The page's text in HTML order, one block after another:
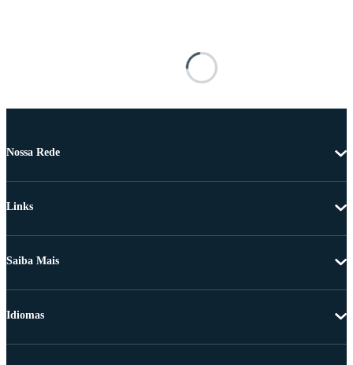
Nossa Rede
Links
Saiba Mais
Idiomas